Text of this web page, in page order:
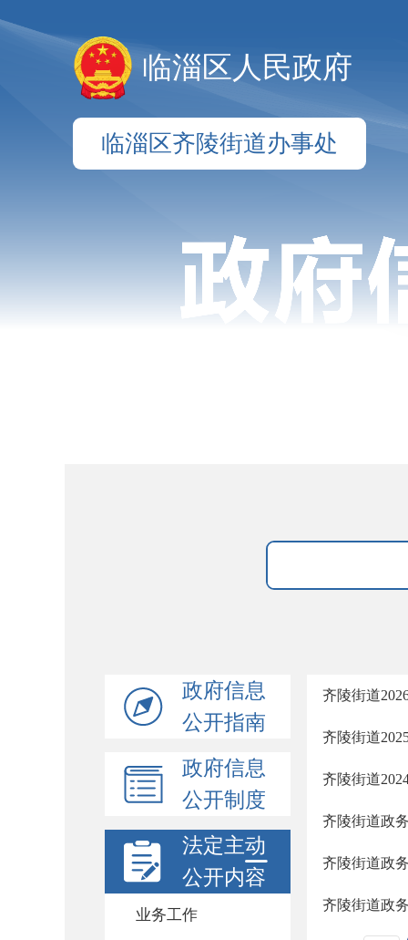
临淄区人民政府
临淄区齐陵街道办事处
政府信息
公开指南
政府信息
公开制度
法定主动
公开内容
业务工作
齐陵街道
齐陵街道
齐陵街道
齐陵街道政
齐陵街道政
齐陵街道政